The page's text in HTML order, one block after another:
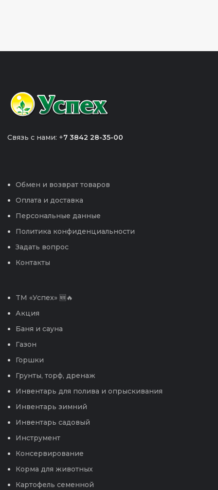
Связь с нами: +7 3842 28-35-00
Обмен и возврат товаров
Оплата и доставка
Персональные данные
Политика конфиденциальности
Задать вопрос
Контакты
TM «Успех» 🆕🔥
Акция
Баня и сауна
Газон
Горшки
Грунты, торф, дренаж
Инвентарь для полива и опрыскивания
Инвентарь зимний
Инвентарь садовый
Инструмент
Консервирование
Корма для животных
Картофель семенной